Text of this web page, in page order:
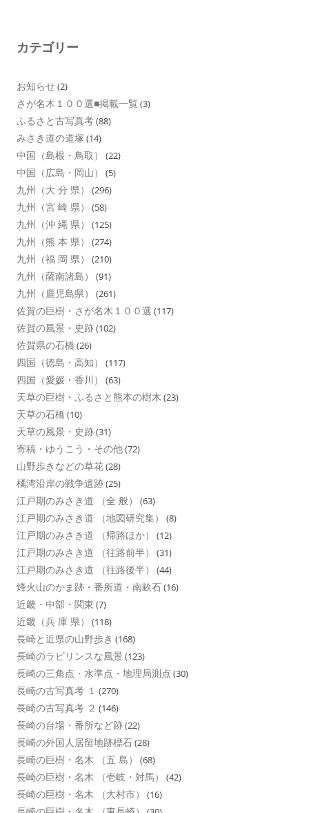
カテゴリー
お知らせ(2)
さが名木１００選■掲載一覧 (3)
ふるさと古写真考(88)
みさき道の道塚 (14)
中国（島根・鳥取） (22)
中国（広島・岡山） (5)
九州（大 分 県） (296)
九州（宮 崎 県） (58)
九州（沖 縄 県） (125)
九州（熊 本 県） (274)
九州（福 岡 県） (210)
九州（薩南諸島） (91)
九州（鹿児島県） (261)
佐賀の巨樹・さが名木１００選 (117)
佐賀の風景・史跡(102)
佐賀県の石橋 (26)
四国（徳島・高知） (117)
四国（愛媛・香川） (63)
天草の巨樹・ふるさと熊本の樹木 (23)
天草の石橋 (10)
天草の風景・史跡(31)
寄稿・ゆうこう・その他(72)
山野歩きなどの草花(28)
橘湾沿岸の戦争遺跡(25)
江戸期のみさき道 （全 般） (63)
江戸期のみさき道 （地図研究集） (8)
江戸期のみさき道 （帰路ほか） (12)
江戸期のみさき道 （往路前半） (31)
江戸期のみさき道 （往路後半） (44)
烽火山のかま跡・番所道・南畝石(16)
近畿・中部・関東 (7)
近畿（兵 庫 県） (118)
長崎と近県の山野歩き (168)
長崎のラビリンスな風景 (123)
長崎の三角点・水準点・地理局測点 (30)
長崎の古写真考 １ (270)
長崎の古写真考 ２ (146)
長崎の台場・番所など跡(22)
長崎の外国人居留地跡標石(28)
長崎の巨樹・名木 （五 島） (68)
長崎の巨樹・名木 （壱岐・対馬） (42)
長崎の巨樹・名木 （大村市） (16)